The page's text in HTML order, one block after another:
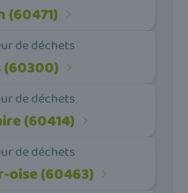
(60471)
de déchets
(60300)
de déchets
(60414)
de déchets
oise (60463)